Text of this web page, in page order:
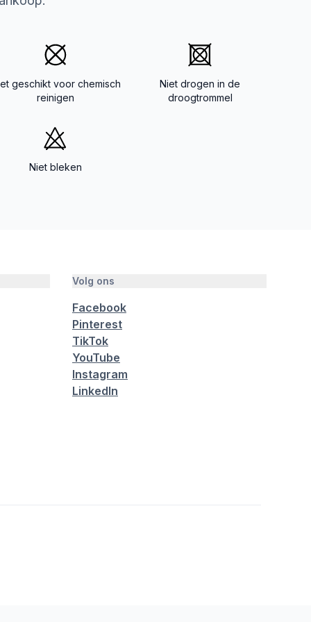
geschikt voor chemisch
reinigen
Niet drogen in de
droogtrommel
Niet bleken
Volg ons
Facebook
Pinterest
TikTok
YouTube
Instagram
LinkedIn